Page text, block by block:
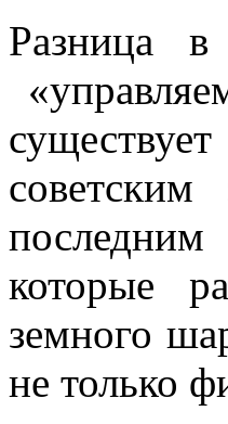
Разница
которые
земного
не только